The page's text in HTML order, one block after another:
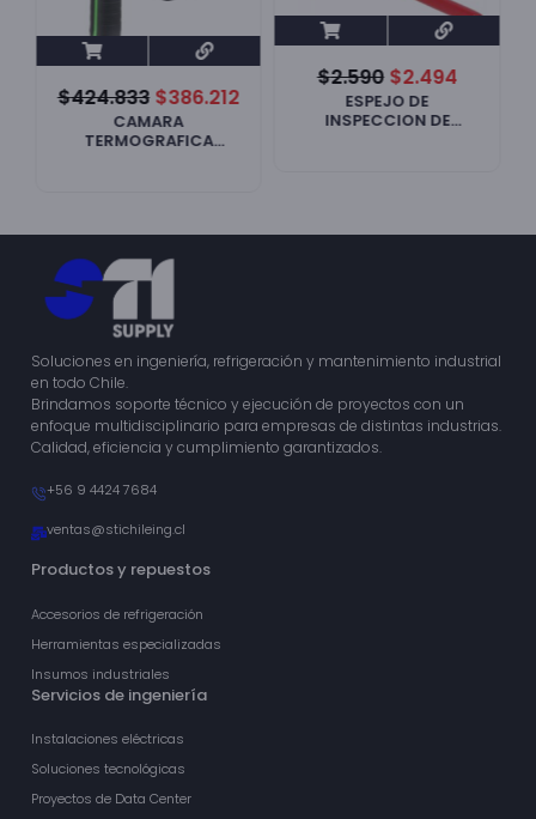
CAMARA
TERMOGRAFICA
$424.833 $386.212
ESPEJO DE
INSPECCION DE
$2.590 $2.494
Soluciones en ingeniería, refrigeración y mantenimiento industrial
en todo Chile.
Brindamos soporte técnico y ejecución de proyectos con un
enfoque multidisciplinario para empresas de distintas industrias.
Calidad, eficiencia y cumplimiento garantizados.
+56 9 4424 7684
ventas@stichileing.cl
Productos y repuestos
Accesorios de refrigeración
Herramientas especializadas
Insumos industriales
Servicios de ingeniería
Instalaciones eléctricas
Soluciones tecnológicas
Proyectos de Data Center